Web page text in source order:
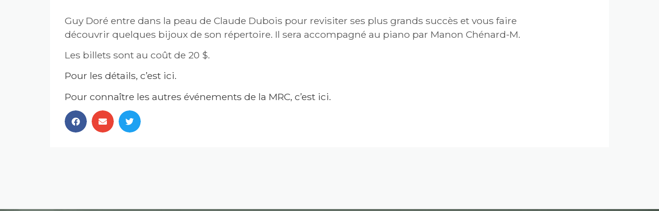
Guy Doré entre dans la peau de Claude Dubois pour revisiter ses plus grands succès et vous faire
découvrir quelques bijoux de son répertoire. Il sera accompagné au piano par Manon Chénard-M.
Les billets sont au coût de 20 $.
Pour les détails, c’est ici.
Pour connaître les autres événements de la MRC, c’est ici.